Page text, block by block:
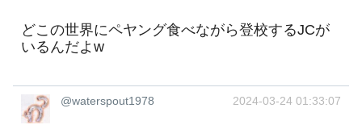
どこの世界にペヤング食べながら登校するJCが
いるんだよw
@waterspout1978 2024-03-24 01:33:07